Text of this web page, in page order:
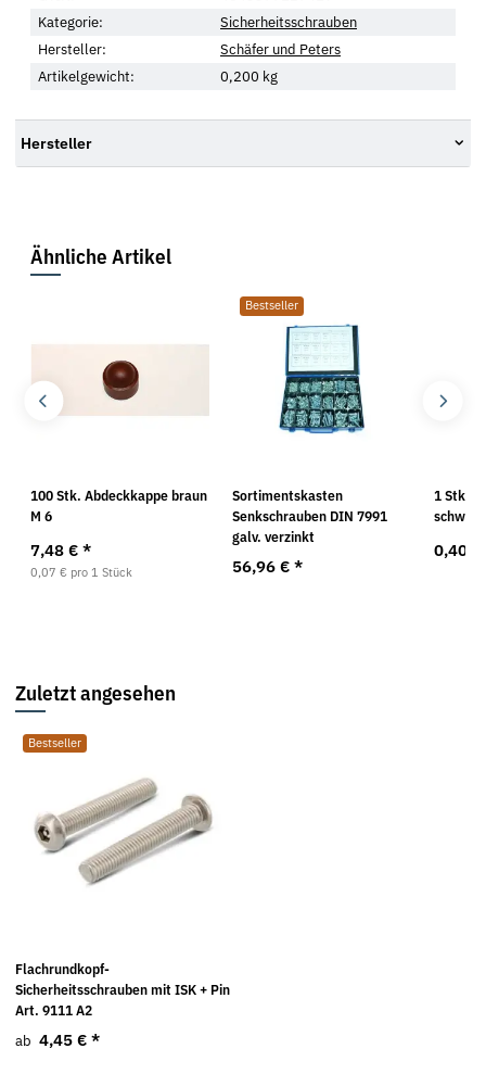
Kategorie:
Sicherheitsschrauben
Hersteller:
Schäfer und Peters
Artikelgewicht:
0,200 kg
Hersteller
Ähnliche Artikel
100 Stk. Abdeckkappe braun
M 6
7,48 € *
0,07 € pro 1 Stück
Bestseller
Sortimentskasten
Senkschrauben DIN 7991
galv. verzinkt
56,96 € *
1 Stk.
0,40 €
Zuletzt angesehen
Bestseller
Flachrundkopf-
Sicherheitsschrauben mit ISK + Pin
Art. 9111 A2
ab 4,45 € *